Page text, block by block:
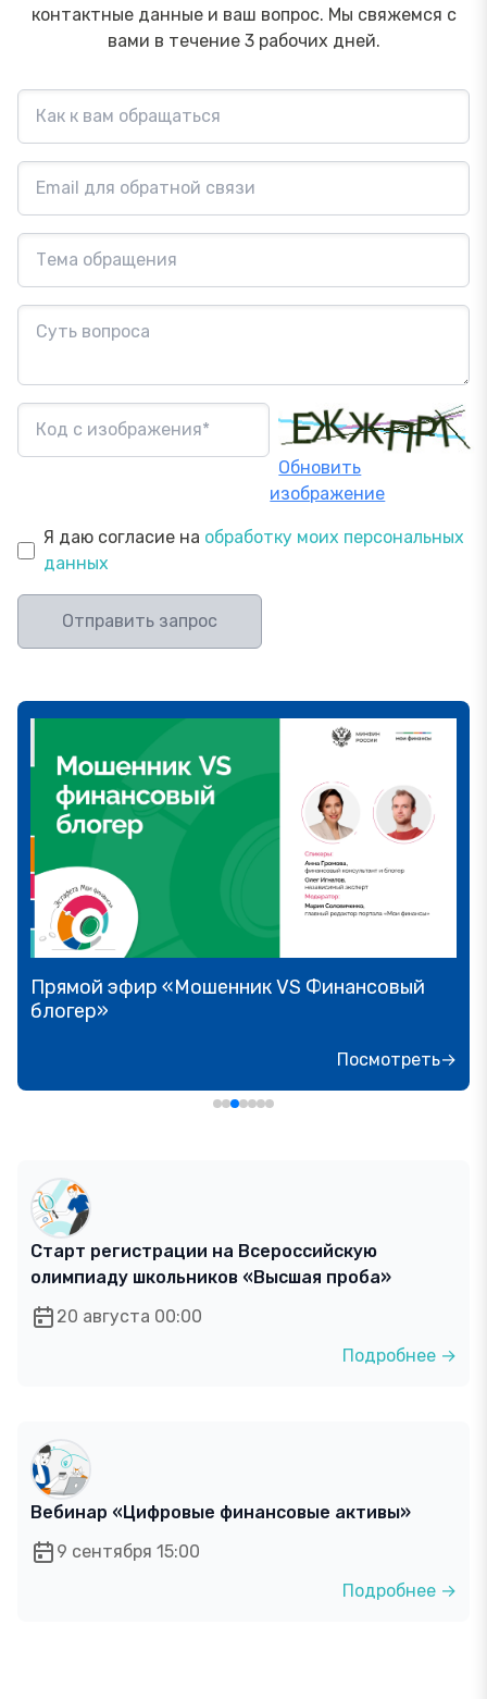
контактные данные и ваш вопрос. Мы свяжемся с
вами в течение 3 рабочих дней.
Обновить
изображение
Я даю согласие на обработку моих персональных
данных
Отправить запрос
Прямой эфир «Мошенник VS Финансовый
блогер»
Посмотреть→
Старт регистрации на Всероссийскую
олимпиаду школьников «Высшая проба»
20 августа 00:00
Подробнее →
Вебинар «Цифровые финансовые активы»
9 сентября 15:00
Подробнее →